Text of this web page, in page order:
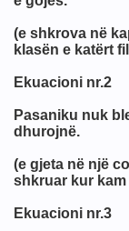
(e shkrova në
klasën e katërt
Ekuacioni nr.2
Pasaniku nuk
dhurojnë.
(e gjeta në një
shkruar kur kam
Ekuacioni nr.3